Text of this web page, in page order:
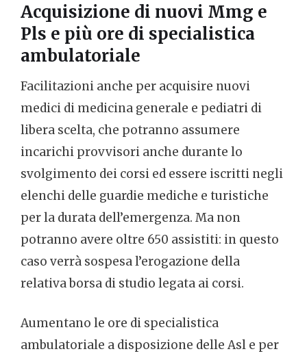
Acquisizione di nuovi Mmg e
Pls e più ore di specialistica
ambulatoriale
Facilitazioni anche per acquisire nuovi
medici di medicina generale e pediatri di
libera scelta, che potranno assumere
incarichi provvisori anche durante lo
svolgimento dei corsi ed essere iscritti negli
elenchi delle guardie mediche e turistiche
per la durata dell’emergenza. Ma non
potranno avere oltre 650 assistiti: in questo
caso verrà sospesa l’erogazione della
relativa borsa di studio legata ai corsi.
Aumentano le ore di specialistica
ambulatoriale a disposizione delle Asl e per